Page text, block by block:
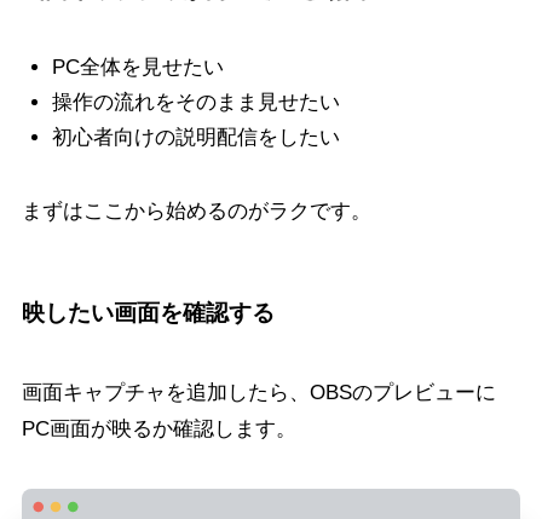
PC全体を見せたい
操作の流れをそのまま見せたい
初心者向けの説明配信をしたい
まずはここから始めるのがラクです。
映したい画面を確認する
画面キャプチャを追加したら、OBSのプレビューに
PC画面が映るか確認します。